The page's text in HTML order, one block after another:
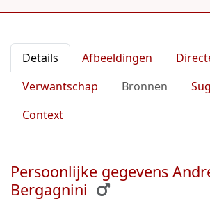
Details Afbeeldingen
Verwantschap
Bronnen
Context
Persoonlijke gegevens
Bergagnini